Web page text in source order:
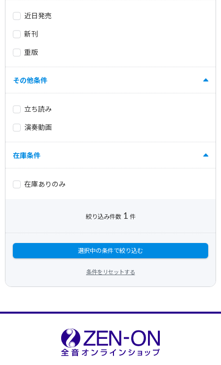
近日発売
新刊
重版
その他条件
立ち読み
演奏動画
在庫条件
在庫ありのみ
絞り込み件数 1 件
選択中の条件で絞り込む
条件をリセットする